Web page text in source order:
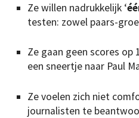
Ze willen nadrukkelijk ‘
testen: zowel paars-
Ze gaan geen scores op
een sneertje naar Paul
Ze voelen zich niet
journalisten te